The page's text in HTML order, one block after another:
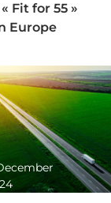
Fit for 55 »
Europe